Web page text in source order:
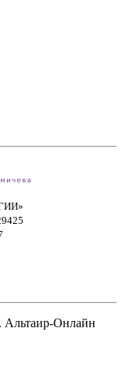
Альтаир-Онлайн